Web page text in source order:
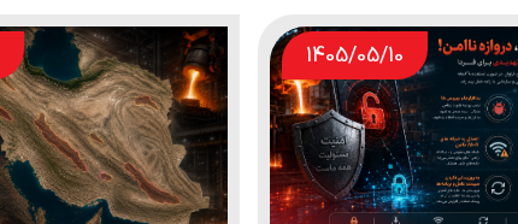
1405/05/10